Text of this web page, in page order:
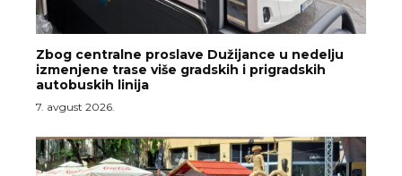
Zbog centralne proslave Dužijance u nedelju
izmenjene trase više gradskih i prigradskih
autobuskih linija
7. avgust 2026.